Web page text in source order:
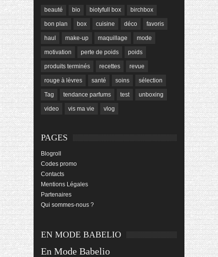
beauté bio biotyfull box birchbox
bon plan box cuisine déco favoris
haul make-up maquillage mode
motivation perte de poids poids
produits terminés recettes revue
rouge à lèvres santé soins sélection
Tag tendance parfums test unboxing
video vis ma vie vlog
PAGES
Blogroll
Codes promo
Contacts
Mentions Légales
Partenaires
Qui sommes-nous ?
EN MODE BABELIO
En Mode Babelio